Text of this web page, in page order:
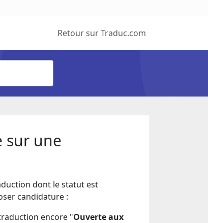
Retour sur Traduc.com
sur une
dont le statut est
candidature :
encore "Ouverte aux